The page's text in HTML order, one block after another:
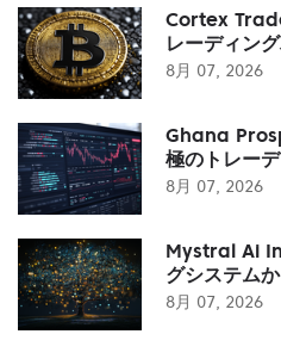
Cortex
レーディン
8月 07, 2026
Ghana
極のトレー
8月 07, 2026
Mystral Ai
グシステム
8月 07, 2026